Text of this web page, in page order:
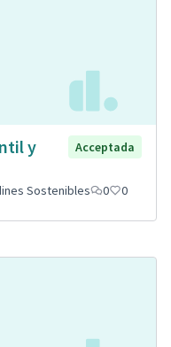
y
Acceptada
Sostenibles 0 0